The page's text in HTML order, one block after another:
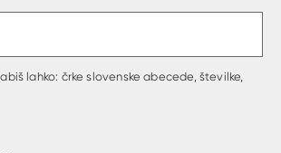
lahko: črke slovenske abecede, številke,